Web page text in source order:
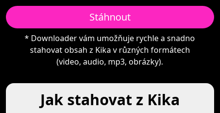
Stáhnout
* Downloader vám umožňuje rychle a snadno
stahovat obsah z Kika v různých formátech
(video, audio, mp3, obrázky).
Jak stahovat z Kika